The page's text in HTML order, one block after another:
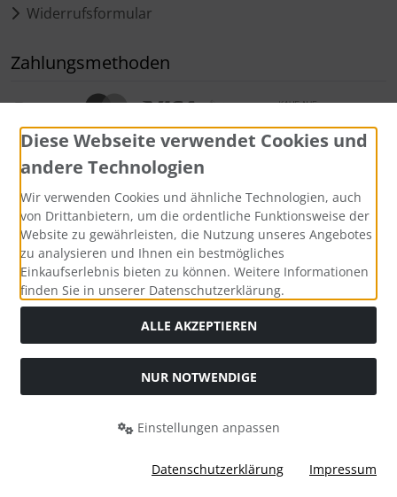
Widerrufsformular
Zahlungsmethoden
Widerrufsformular
Alle Preise inkl. gesetzl. MwSt. zzgl.Versandkosten
durchgestrichenen Preise entsprechen dem bisherigen Preis
Bio Saatgut, Samenfest, Gemüse Biosaatgut © 2026 | Template
Diese Webseite verwendet Cookies und
andere Technologien
Wir verwenden Cookies und ähnliche Technologien, auch
von Drittanbietern, um die ordentliche Funktionsweise der
Website zu gewährleisten, die Nutzung unseres Angebotes
zu analysieren und Ihnen ein bestmögliches
Einkaufserlebnis bieten zu können. Weitere Informationen
finden Sie in unserer Datenschutzerklärung.
ALLE AKZEPTIEREN
NUR NOTWENDIGE
Einstellungen anpassen
Datenschutzerklärung Impressum